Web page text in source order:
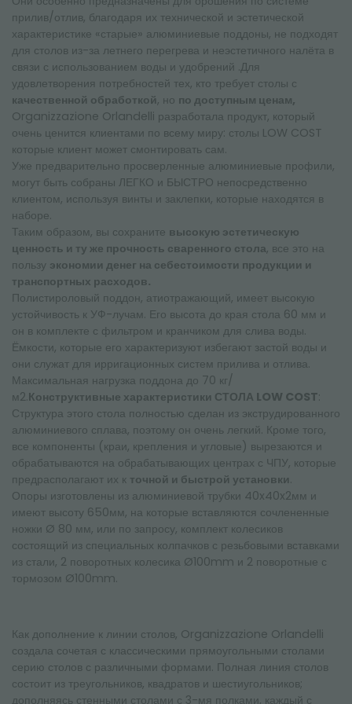
прилив/отлив, благодаря их технической и эстетической
характеристике «старые» алюминиевые поддоны, не подходят
для столов из-за летнего перегрева и неэстетичного налёта в
связи с использованием воды и удобрений .Для
удовлетворения потребностей тех, кто требует столы с
качественной обработкой, но по доступным ценам,
Organizzazione Orlandelli разработала продукт, который
очень ценится клиентами по всему миру: столы LOW COST
которые клиент может смонтировать сам.
Уже предварительно просверленные алюминиевые профили,
могут быть собраны ЛЕГКО и БЫСТРО непосредственно
клиентом, используя винты и заклепки, которые находятся в
наборе.
Таким образом, вы сохраните высокую эстетическую
ценность и ту же прочность сваренного стола, все это на
пользу экономии денег на себестоимости продукции и
транспортных расходов.
Полистироловый поддон, атиотражающий, имеет высокую
устойчивость к УФ-лучам. Его высота до края стола 60 мм и
он в комплекте с фильтром и кранчиком для слива воды.
Ёмкости, которые его характеризуют избегают застой воды и
они служат для ирригационных систем прилива и отлива.
Максимальная нагрузка поддона до 70 кг/
м2.Конструктивные характеристики СТОЛА LOW COST:
Структура этого стола полностью сделан из экструдированного
алюминиевого сплава, поэтому он очень легкий. Кроме того,
все компоненты (краи, крепления и угловые) вырезаются и
обрабатываются на обрабатывающих центрах с ЧПУ, которые
предрасполагают их к точной и быстрой установки.
Опоры изготовлены из алюминиевой трубки 40x40x2мм и
имеют высоту 650мм, на которые вставляются сочлененные
ножки Ø 80 мм, или по запросу, комплект колесиков
состоящий из специальных колпачков с резьбовыми вставками
из стали, 2 поворотных колесика Ø100mm и 2 поворотные с
тормозом Ø100mm.
Как дополнение к линии столов, Organizzazione Orlandelli
создала сочетая с классическими прямоугольными столами
серию столов с различными формами. Полная линия столов
состоит из треугольников, квадратов и шестиугольников;
дополняясь стенными столами с 3-мя полками, каждый с